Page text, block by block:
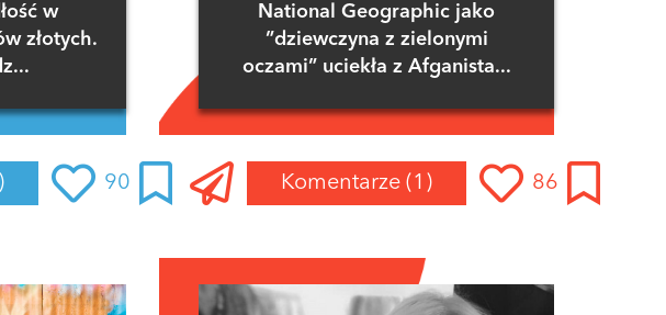
w
złotych.
90
National Geographic jako
”dziewczyna z zielonymi
oczami” uciekła z Afganista...
Komentarze (1) 86